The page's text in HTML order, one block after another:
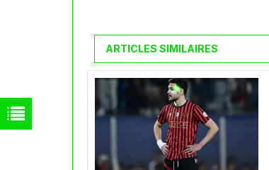
ARTICLES SIMILAIRES